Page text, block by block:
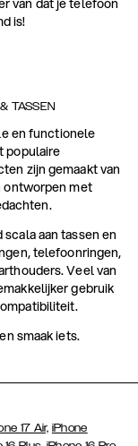
is!
TASSEN
en functionele
populaire
zijn gemaakt van
ontworpen met
aan tassen en
telefoonringen,
Veel van
gebruik
smaak iets.
17 Air, iPhone